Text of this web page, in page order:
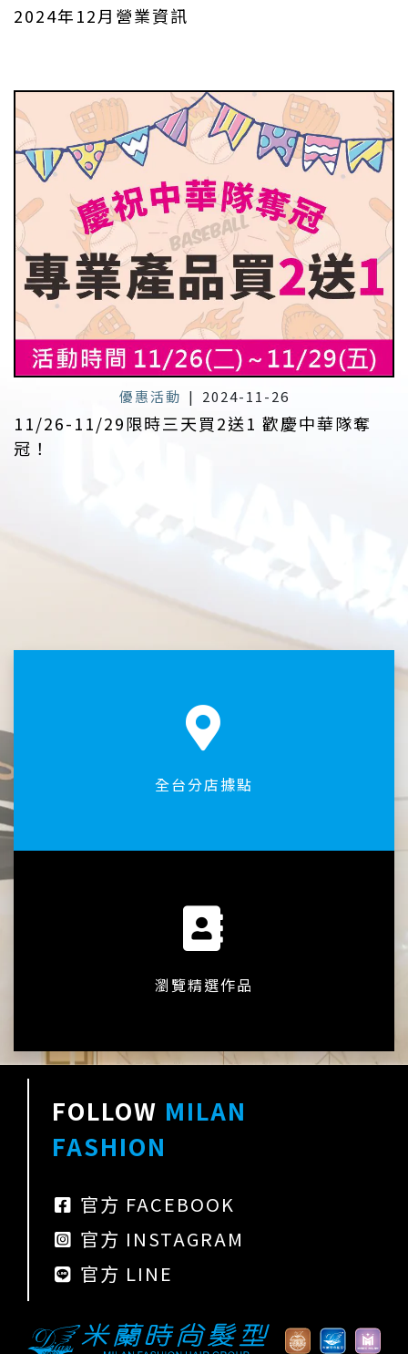
2024年12月營業資訊
優惠活動 | 2024-11-26
11/26-11/29限時三天買2送1 歡慶中華隊奪
冠！
全台分店據點
瀏覽精選作品
FOLLOW MILAN
FASHION
官方 FACEBOOK
官方 INSTAGRAM
官方 LINE